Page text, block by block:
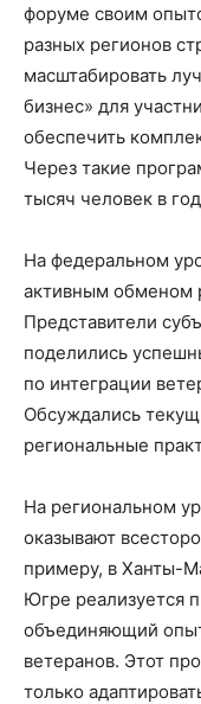
форуме своим
разных регионов
масштабировать
бизнес» для
обеспечить
Через такие
тысяч человек в
На федеральном
активным обменом
Представители
поделились
по интеграции
Обсуждались
региональные
На региональном
оказывают
примеру, в Ханты-
Югре реализуется
объединяющий
ветеранов. Этот
только